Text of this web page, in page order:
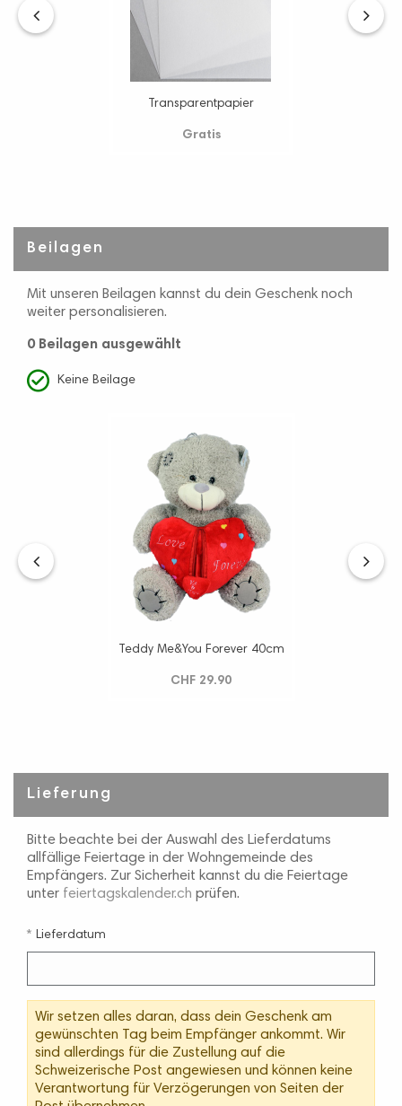
Transparentpapier
Gratis
Beilagen
Mit unseren Beilagen kannst du dein Geschenk noch
weiter personalisieren.
0 Beilagen ausgewählt
Keine Beilage
Teddy Me&You Forever 40cm
CHF 29.90
Lieferung
Bitte beachte bei der Auswahl des Lieferdatums
allfällige Feiertage in der Wohngemeinde des
Empfängers. Zur Sicherheit kannst du die Feiertage
unter feiertagskalender.ch prüfen.
Lieferdatum
Wir setzen alles daran, dass dein Geschenk am
gewünschten Tag beim Empfänger ankommt. Wir
sind allerdings für die Zustellung auf die
Schweizerische Post angewiesen und können keine
Verantwortung für Verzögerungen von Seiten der